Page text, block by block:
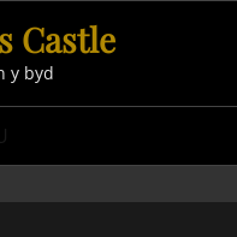
Castle
y byd